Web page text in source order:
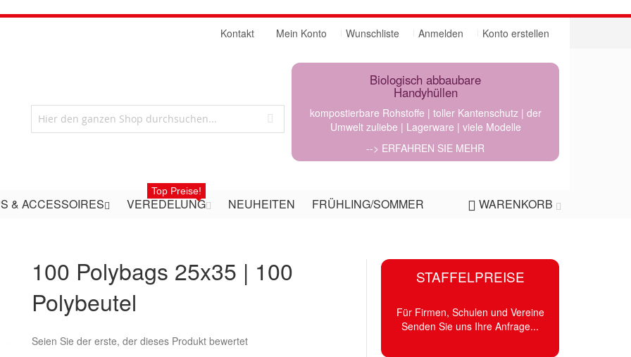
Mein Konto Wunschliste Anmelden Konto erstellen
Kontakt
Biologisch abbaubare
Handyhüllen
kompostierbare Rohstoffe | toller Kantenschutz | der
Umwelt zuliebe | Lagerware | viele Modelle
--> ERFAHREN SIE MEHR
WARENKORB
& ACCESSOIRES VEREDELUNG
Top Preise!
NEUHEITEN FRÜHLING/SOMMER
100 Polybags 25x35 | 100
Polybeutel
Seien Sie der erste, der dieses Produkt bewertet
STAFFELPREISE
Für Firmen, Schulen und Vereine
Senden Sie uns Ihre Anfrage...